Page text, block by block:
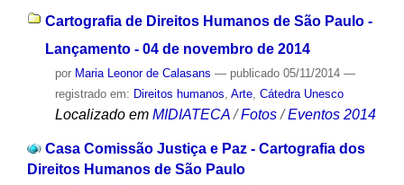
Cartografia de Direitos Humanos de São Paulo -
Lançamento - 04 de novembro de 2014
por Maria Leonor de Calasans — publicado05/11/2014 —
registrado em: Direitos humanos Arte, Cátedra Unesco
Localizado em MIDIATECA /Fotos /Eventos 2014
Casa Comissão Justiça e Paz - Cartografia dos
Direitos Humanos de São Paulo